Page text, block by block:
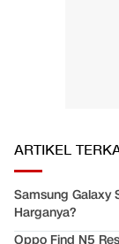
ARTIKEL
Samsung Galaxy
Harganya?
Oppo Find N5